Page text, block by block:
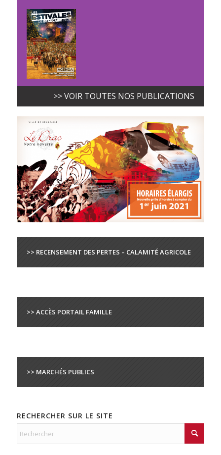
>> VOIR TOUTES NOS PUBLICATIONS
>> RECENSEMENT DES PERTES – CALAMITÉ AGRICOLE
>> ACCÈS PORTAIL FAMILLE
>> MARCHÉS PUBLICS
RECHERCHER SUR LE SITE